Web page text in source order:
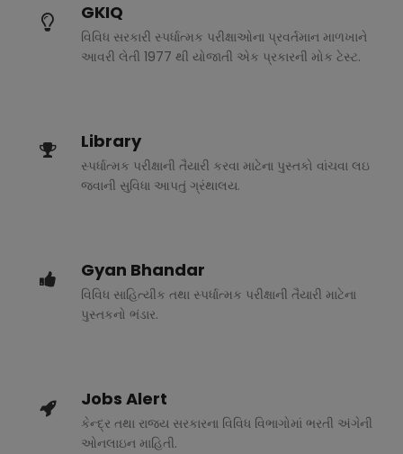
GKIQ
વિવિધ સરકારી સ્પર્ધાત્મક પરીક્ષાઓના પ્રવર્તમાન માળખાને
આવરી લેતી 1977 થી યોજાતી એક પ્રકારની મોક ટેસ્ટ.
Library
સ્પર્ધાત્મક પરીક્ષાની તૈયારી કરવા માટેના પુસ્તકો વાંચવા લઇ
જવાની સુવિધા આપતું ગ્રંથાલય.
Gyan Bhandar
વિવિધ સાહિત્યીક તથા સ્પર્ધાત્મક પરીક્ષાની તૈયારી માટેના
પુસ્તકનો ભંડાર.
Jobs Alert
કેન્દ્ર તથા રાજ્ય સરકારના વિવિધ વિભાગોમાં ભરતી અંગેની
ઓનલાઇન માહિતી.